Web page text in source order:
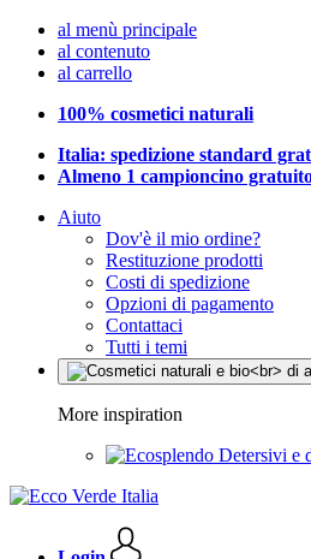
al menù principale
al contenuto
al carrello
100% cosmetici naturali
Italia: spedizione standard
Almeno 1 campioncino
Aiuto
Dov'è il mio ordine?
Restituzione prodotti
Costi di spedizione
Opzioni di pagamento
Contattaci
Tutti i temi
More inspiration
Detersivi e